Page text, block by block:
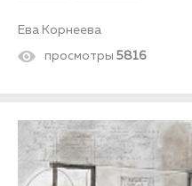
Ева Корнеева
просмотры 5816